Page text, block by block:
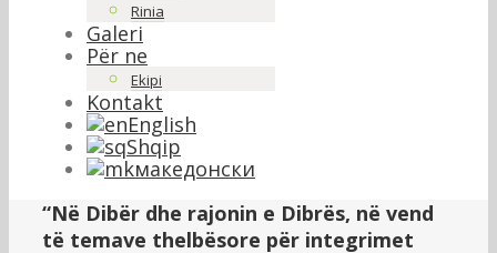
Rinia
Galeri
Për ne
Ekipi
Kontakt
English
Shqip
македонски
“Në Dibër dhe rajonin e Dibrës, në vend
të temave thelbësore për integrimet